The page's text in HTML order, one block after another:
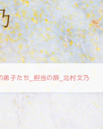
弟子たち_担当の辞_北村文乃